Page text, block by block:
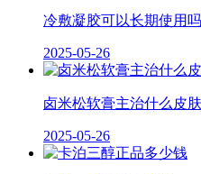
冷敷凝胶可以长期使用吗
2025-05-26
卤米松软膏主治什么皮
2025-05-26